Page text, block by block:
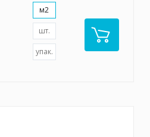
м2
шт.
упак.